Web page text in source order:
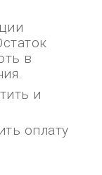
в
и
оплату